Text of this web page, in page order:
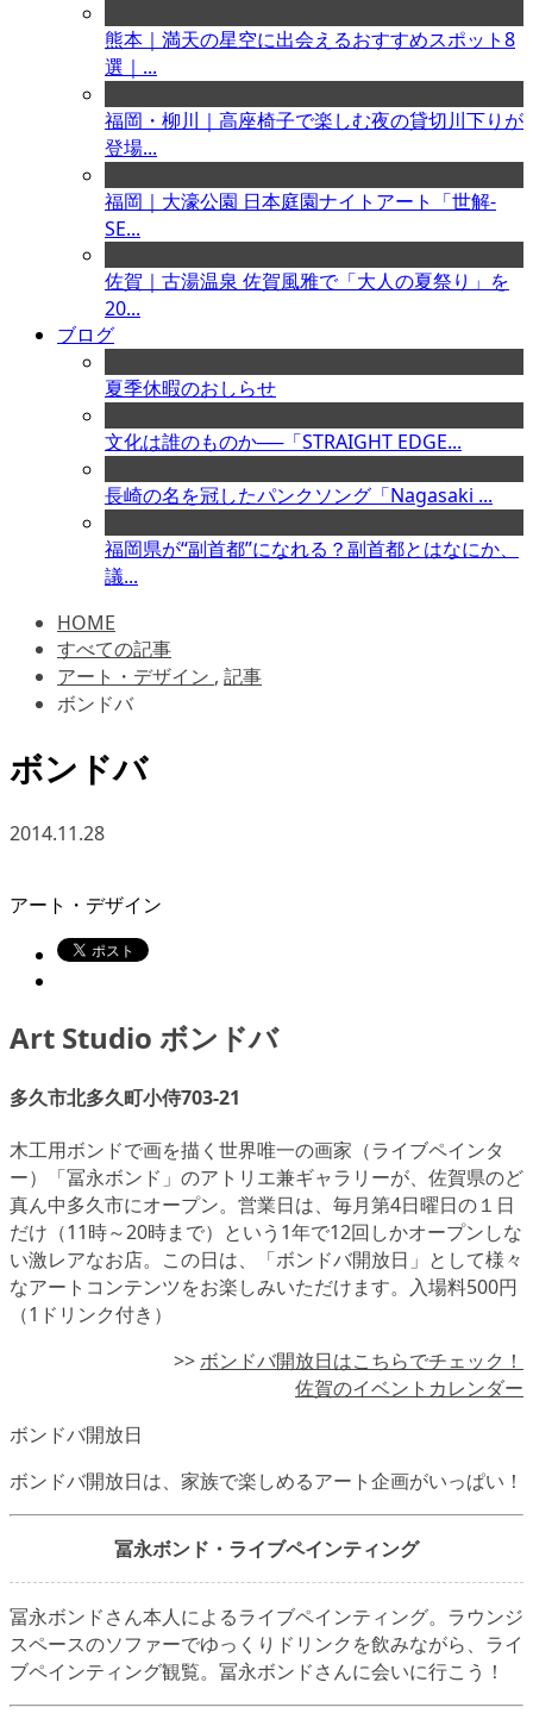
熊本｜満天の星空に出会えるおすすめスポット8
選｜...
福岡・柳川｜高座椅子で楽しむ夜の貸切川下りが
登場...
福岡｜大濠公園 日本庭園ナイトアート「世解-
SE...
佐賀｜古湯温泉 佐賀風雅で「大人の夏祭り」を
20...
ブログ
夏季休暇のおしらせ
文化は誰のものか──「STRAIGHT EDGE...
長崎の名を冠したパンクソング「Nagasaki ...
福岡県が“副首都”になれる？副首都とはなにか、
議...
HOME
すべての記事
アート・デザイン , 記事
ボンドバ
ボンドバ
2014.11.28
アート・デザイン
Art Studio ボンドバ
多久市北多久町小侍703-21
木工用ボンドで画を描く世界唯一の画家（ライブペインタ
ー）「冨永ボンド」のアトリエ兼ギャラリーが、佐賀県のど
真ん中多久市にオープン。営業日は、毎月第4日曜日の１日
だけ（11時～20時まで）という1年で12回しかオープンしな
い激レアなお店。この日は、「ボンドバ開放日」として様々
なアートコンテンツをお楽しみいただけます。入場料500円
（1ドリンク付き）
>>ボンドバ開放日はこちらでチェック！
佐賀のイベントカレンダー
ボンドバ開放日
ボンドバ開放日は、家族で楽しめるアート企画がいっぱい！
冨永ボンド・ライブペインティング
冨永ボンドさん本人によるライブペインティング。ラウンジ
スペースのソファーでゆっくりドリンクを飲みながら、ライ
ブペインティング観覧。冨永ボンドさんに会いに行こう！